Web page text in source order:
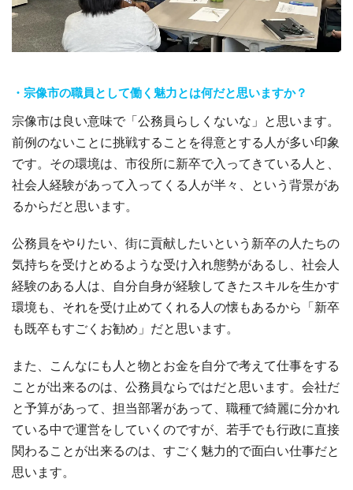
・宗像市の職員として働く魅力とは何だと思いますか？
宗像市は良い意味で「公務員らしくないな」と思います。
前例のないことに挑戦することを得意とする人が多い印象
です。その環境は、市役所に新卒で入ってきている人と、
社会人経験があって入ってくる人が半々、という背景があ
るからだと思います。
公務員をやりたい、街に貢献したいという新卒の人たちの
気持ちを受けとめるような受け入れ態勢があるし、社会人
経験のある人は、自分自身が経験してきたスキルを生かす
環境も、それを受け止めてくれる人の懐もあるから「新卒
も既卒もすごくお勧め」だと思います。
また、こんなにも人と物とお金を自分で考えて仕事をする
ことが出来るのは、公務員ならではだと思います。会社だ
と予算があって、担当部署があって、職種で綺麗に分かれ
ている中で運営をしていくのですが、若手でも行政に直接
関わることが出来るのは、すごく魅力的で面白い仕事だと
思います。